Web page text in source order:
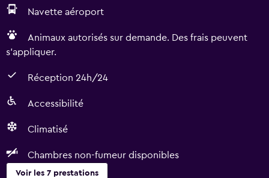
Navette aéroport
Animaux autorisés sur demande. Des frais peuvent
s'appliquer.
Réception 24h/24
Accessibilité
Climatisé
Chambres non-fumeur disponibles
Voir les 7 prestations